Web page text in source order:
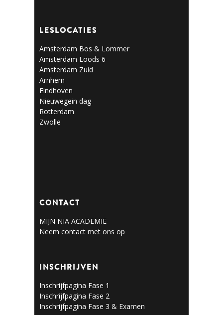
LESLOCATIES
Amsterdam Bos & Lommer
Amsterdam Loods 6
Amsterdam Zuid
Arnhem
Eindhoven
Nieuwegein dag
Rotterdam
Zwolle
CONTACT
MIJN NIA ACADEMIE
Neem contact met ons op
INSCHRIJVEN
Inschrijfpagina Fase 1
Inschrijfpagina Fase 2
Inschrijfpagina Fase 3 & Examen